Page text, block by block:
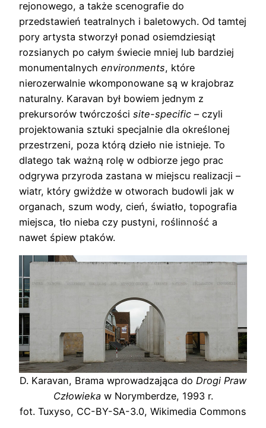
rejonowego, a także scenografie do
przedstawień teatralnych i baletowych. Od tamtej
pory artysta stworzył ponad osiemdziesiąt
rozsianych po całym świecie mniej lub bardziej
monumentalnych environments, które
nierozerwalnie wkomponowane są w krajobraz
naturalny. Karavan był bowiem jednym z
prekursorów twórczości site-specific – czyli
projektowania sztuki specjalnie dla określonej
przestrzeni, poza którą dzieło nie istnieje. To
dlatego tak ważną rolę w odbiorze jego prac
odgrywa przyroda zastana w miejscu realizacji –
wiatr, który gwiżdże w otworach budowli jak w
organach, szum wody, cień, światło, topografia
miejsca, tło nieba czy pustyni, roślinność a
nawet śpiew ptaków.
D. Karavan, Brama wprowadzająca do Drogi Praw
Człowiekaw Norymberdze, 1993 r.
fot. Tuxyso, CC-BY-SA-3.0, Wikimedia Commons